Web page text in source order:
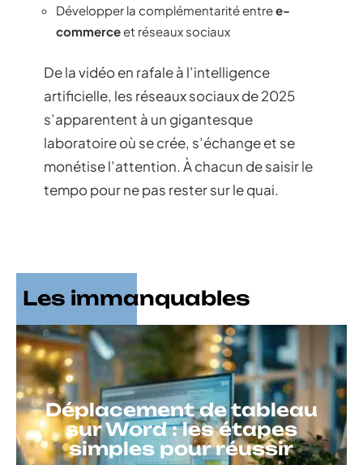
Développer la complémentarité entree-
commerceet réseaux sociaux
De la vidéo en rafale à l’intelligence
artificielle, les réseaux sociaux de 2025
s’apparentent à un gigantesque
laboratoire où se crée, s’échange et se
monétise l’attention. À chacun de saisir le
tempo pour ne pas rester sur le quai.
Les immanquables
Déplacement de tableau
sur Word : les étapes
simples pour réussir